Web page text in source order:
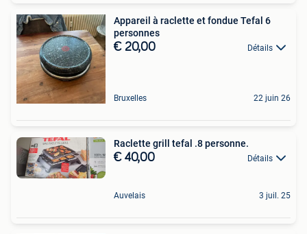
Appareil à raclette et fondue Tefal 6
personnes
€ 20,00 Détails
Bruxelles 22 juin 26
Raclette grill tefal .8 personne.
€ 40,00 Détails
Auvelais 3 juil. 25